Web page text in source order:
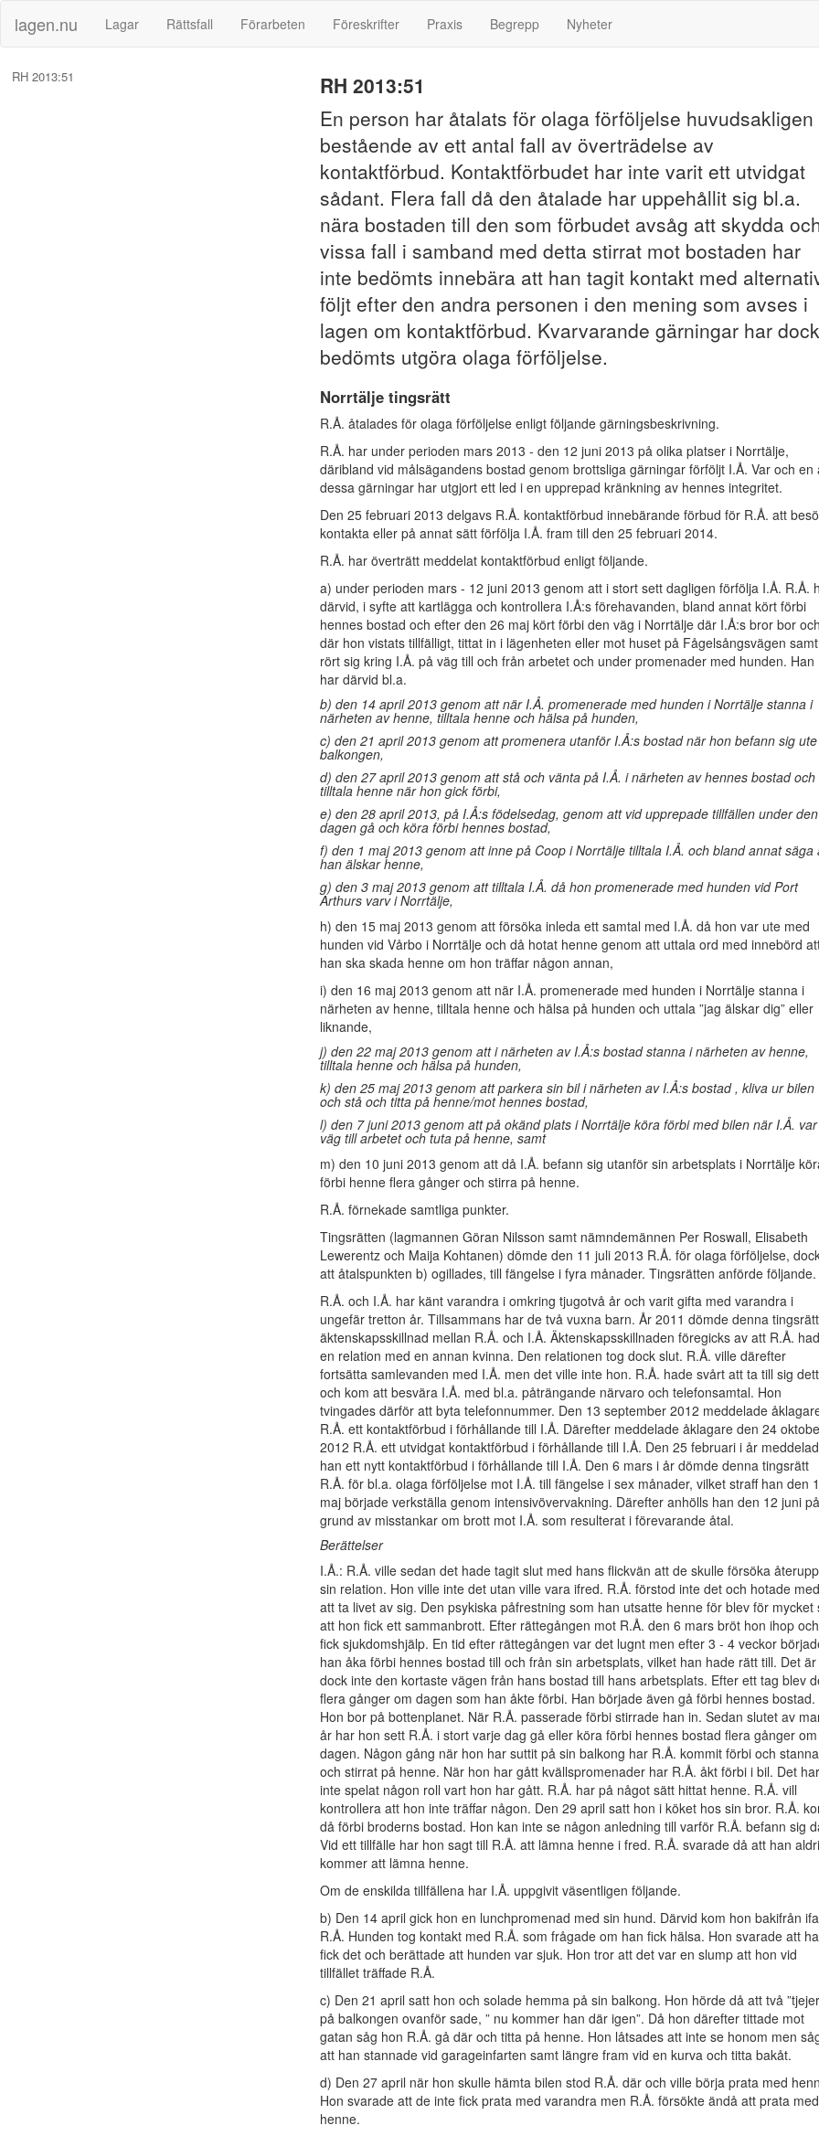
lagen.nu Lagar Rättsfall Förarbeten Föreskrifter Praxis Begrepp Nyheter
RH 2013:51
RH 2013:51
En person har åtalats för olaga förföljelse huvudsakligen
bestående av ett antal fall av överträdelse av
kontaktförbud. Kontaktförbudet har inte varit ett utvidgat
sådant. Flera fall då den åtalade har uppehållit sig bl.a.
nära bostaden till den som förbudet avsåg att skydda
vissa fall i samband med detta stirrat mot bostaden har
inte bedömts innebära att han tagit kontakt med
följt efter den andra personen i den mening som avses i
lagen om kontaktförbud. Kvarvarande gärningar har dock
bedömts utgöra olaga förföljelse.
Norrtälje tingsrätt
R.Å. åtalades för olaga förföljelse enligt följande gärningsbeskrivning.
R.Å. har under perioden mars 2013 - den 12 juni 2013 på olika platser i Norrtälje,
däribland vid målsägandens bostad genom brottsliga gärningar förföljt I.Å. Var och en
dessa gärningar har utgjort ett led i en upprepad kränkning av hennes integritet.
Den 25 februari 2013 delgavs R.Å. kontaktförbud innebärande förbud för R.Å. att
kontakta eller på annat sätt förfölja I.Å. fram till den 25 februari 2014.
R.Å. har överträtt meddelat kontaktförbud enligt följande.
a) under perioden mars - 12 juni 2013 genom att i stort sett dagligen förfölja I.Å. R.Å.
därvid, i syfte att kartlägga och kontrollera I.Å:s förehavanden, bland annat kört förbi
hennes bostad och efter den 26 maj kört förbi den väg i Norrtälje där I.Å:s bror bor och
där hon vistats tillfälligt, tittat in i lägenheten eller mot huset på Fågelsångsvägen samt
rört sig kring I.Å. på väg till och från arbetet och under promenader med hunden. Han
har därvid bl.a.
b) den 14 april 2013 genom att när I.Å. promenerade med hunden i Norrtälje stanna i
närheten av henne, tilltala henne och hälsa på hunden,
c) den 21 april 2013 genom att promenera utanför I.Å:s bostad när hon befann sig
balkongen,
d) den 27 april 2013 genom att stå och vänta på I.Å. i närheten av hennes bostad och
tilltala henne när hon gick förbi,
e) den 28 april 2013, på I.Å:s födelsedag, genom att vid upprepade tillfällen under den
dagen gå och köra förbi hennes bostad,
f) den 1 maj 2013 genom att inne på Coop i Norrtälje tilltala I.Å. och bland annat säga
han älskar henne,
g) den 3 maj 2013 genom att tilltala I.Å. då hon promenerade med hunden vid Port
Arthurs varv i Norrtälje,
h) den 15 maj 2013 genom att försöka inleda ett samtal med I.Å. då hon var ute med
hunden vid Vårbo i Norrtälje och då hotat henne genom att uttala ord med innebörd
han ska skada henne om hon träffar någon annan,
i) den 16 maj 2013 genom att när I.Å. promenerade med hunden i Norrtälje stanna i
närheten av henne, tilltala henne och hälsa på hunden och uttala ”jag älskar dig” eller
liknande,
j) den 22 maj 2013 genom att i närheten av I.Å:s bostad stanna i närheten av henne,
tilltala henne och hälsa på hunden,
k) den 25 maj 2013 genom att parkera sin bil i närheten av I.Å:s bostad , kliva ur bilen
och stå och titta på henne/mot hennes bostad,
l) den 7 juni 2013 genom att på okänd plats i Norrtälje köra förbi med bilen när I.Å.
väg till arbetet och tuta på henne, samt
m) den 10 juni 2013 genom att då I.Å. befann sig utanför sin arbetsplats i Norrtälje
förbi henne flera gånger och stirra på henne.
R.Å. förnekade samtliga punkter.
Tingsrätten (lagmannen Göran Nilsson samt nämndemännen Per Roswall, Elisabeth
Lewerentz och Maija Kohtanen) dömde den 11 juli 2013 R.Å. för olaga förföljelse,
att åtalspunkten b) ogillades, till fängelse i fyra månader. Tingsrätten anförde följande.
R.Å. och I.Å. har känt varandra i omkring tjugotvå år och varit gifta med varandra i
ungefär tretton år. Tillsammans har de två vuxna barn. År 2011 dömde denna
äktenskapsskillnad mellan R.Å. och I.Å. Äktenskapsskillnaden föregicks av att R.Å.
en relation med en annan kvinna. Den relationen tog dock slut. R.Å. ville därefter
fortsätta samlevanden med I.Å. men det ville inte hon. R.Å. hade svårt att ta till sig
och kom att besvära I.Å. med bl.a. påträngande närvaro och telefonsamtal. Hon
tvingades därför att byta telefonnummer. Den 13 september 2012 meddelade
R.Å. ett kontaktförbud i förhållande till I.Å. Därefter meddelade åklagare den 24
2012 R.Å. ett utvidgat kontaktförbud i förhållande till I.Å. Den 25 februari i år
han ett nytt kontaktförbud i förhållande till I.Å. Den 6 mars i år dömde denna tingsrätt
R.Å. för bl.a. olaga förföljelse mot I.Å. till fängelse i sex månader, vilket straff han den
maj började verkställa genom intensivövervakning. Därefter anhölls han den 12 juni på
grund av misstankar om brott mot I.Å. som resulterat i förevarande åtal.
Berättelser
I.Å.: R.Å. ville sedan det hade tagit slut med hans flickvän att de skulle försöka
sin relation. Hon ville inte det utan ville vara ifred. R.Å. förstod inte det och hotade med
att ta livet av sig. Den psykiska påfrestning som han utsatte henne för blev för mycket
att hon fick ett sammanbrott. Efter rättegången mot R.Å. den 6 mars bröt hon ihop och
fick sjukdomshjälp. En tid efter rättegången var det lugnt men efter 3 - 4 veckor
han åka förbi hennes bostad till och från sin arbetsplats, vilket han hade rätt till. Det är
dock inte den kortaste vägen från hans bostad till hans arbetsplats. Efter ett tag blev
flera gånger om dagen som han åkte förbi. Han började även gå förbi hennes bostad.
Hon bor på bottenplanet. När R.Å. passerade förbi stirrade han in. Sedan slutet av
år har hon sett R.Å. i stort varje dag gå eller köra förbi hennes bostad flera gånger om
dagen. Någon gång när hon har suttit på sin balkong har R.Å. kommit förbi och
och stirrat på henne. När hon har gått kvällspromenader har R.Å. åkt förbi i bil. Det har
inte spelat någon roll vart hon har gått. R.Å. har på något sätt hittat henne. R.Å. vill
kontrollera att hon inte träffar någon. Den 29 april satt hon i köket hos sin bror. R.Å.
då förbi broderns bostad. Hon kan inte se någon anledning till varför R.Å. befann sig
Vid ett tillfälle har hon sagt till R.Å. att lämna henne i fred. R.Å. svarade då att han
kommer att lämna henne.
Om de enskilda tillfällena har I.Å. uppgivit väsentligen följande.
b) Den 14 april gick hon en lunchpromenad med sin hund. Därvid kom hon bakifrån
R.Å. Hunden tog kontakt med R.Å. som frågade om han fick hälsa. Hon svarade att
fick det och berättade att hunden var sjuk. Hon tror att det var en slump att hon vid
tillfället träffade R.Å.
c) Den 21 april satt hon och solade hemma på sin balkong. Hon hörde då att två
på balkongen ovanför sade, ” nu kommer han där igen”. Då hon därefter tittade mot
gatan såg hon R.Å. gå där och titta på henne. Hon låtsades att inte se honom men
att han stannade vid garageinfarten samt längre fram vid en kurva och titta bakåt.
d) Den 27 april när hon skulle hämta bilen stod R.Å. där och ville börja prata med
Hon svarade att de inte fick prata med varandra men R.Å. försökte ändå att prata med
henne.